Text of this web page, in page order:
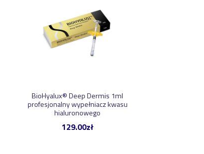
BioHyalux® Deep Dermis 1ml
profesjonalny wypełniacz kwasu
hialuronowego
129.00zł